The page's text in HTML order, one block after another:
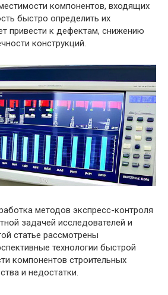
компонентов, входящих
быстро определить их
привести к дефектам, снижению
конструкций.
методов экспресс-контроля
задачей исследователей и
статье рассмотрены
технологии быстрой
компонентов строительных
и недостатки.